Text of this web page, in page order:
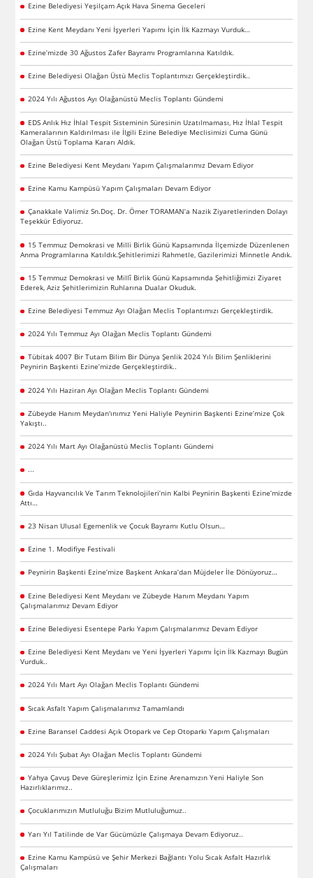
Ezine Belediyesi Yeşilçam Açık Hava Sinema Geceleri
Ezine Kent Meydanı Yeni İşyerleri Yapımı İçin İlk Kazmayı Vurduk…
Ezine’mizde 30 Ağustos Zafer Bayramı Programlarına Katıldık.
Ezine Belediyesi Olağan Üstü Meclis Toplantımızı Gerçekleştirdik..
2024 Yılı Ağustos Ayı Olağanüstü Meclis Toplantı Gündemi
EDS Anlık Hız İhlal Tespit Sisteminin Süresinin Uzatılmaması, Hız İhlal Tespit
Kameralarının Kaldırılması ile İlgili Ezine Belediye Meclisimizi Cuma Günü
Olağan Üstü Toplama Kararı Aldık.
Ezine Belediyesi Kent Meydanı Yapım Çalışmalarımız Devam Ediyor
Ezine Kamu Kampüsü Yapım Çalışmaları Devam Ediyor
Çanakkale Valimiz Sn.Doç. Dr. Ömer TORAMAN’a Nazik Ziyaretlerinden Dolayı
Teşekkür Ediyoruz.
15 Temmuz Demokrasi ve Milli Birlik Günü Kapsamında İlçemizde Düzenlenen
Anma Programlarına Katıldık.Şehitlerimizi Rahmetle, Gazilerimizi Minnetle Andık.
15 Temmuz Demokrasi ve Millî Birlik Günü Kapsamında Şehitliğimizi Ziyaret
Ederek, Aziz Şehitlerimizin Ruhlarına Dualar Okuduk.
Ezine Belediyesi Temmuz Ayı Olağan Meclis Toplantımızı Gerçekleştirdik.
2024 Yılı Temmuz Ayı Olağan Meclis Toplantı Gündemi
Tübitak 4007 Bir Tutam Bilim Bir Dünya Şenlik 2024 Yılı Bilim Şenliklerini
Peynirin Başkenti Ezine’mizde Gerçekleştirdik..
2024 Yılı Haziran Ayı Olağan Meclis Toplantı Gündemi
Zübeyde Hanım Meydan'ınımız Yeni Haliyle Peynirin Başkenti Ezine’mize Çok
Yakıştı..
2024 Yılı Mart Ayı Olağanüstü Meclis Toplantı Gündemi
...
Gıda Hayvancılık Ve Tarım Teknolojileri’nin Kalbi Peynirin Başkenti Ezine’mizde
Attı…
23 Nisan Ulusal Egemenlik ve Çocuk Bayramı Kutlu Olsun…
Ezine 1. Modifiye Festivali
Peynirin Başkenti Ezine’mize Başkent Ankara’dan Müjdeler İle Dönüyoruz…
Ezine Belediyesi Kent Meydanı ve Zübeyde Hanım Meydanı Yapım
Çalışmalarımız Devam Ediyor
Ezine Belediyesi Esentepe Parkı Yapım Çalışmalarımız Devam Ediyor
Ezine Belediyesi Kent Meydanı ve Yeni İşyerleri Yapımı İçin İlk Kazmayı Bugün
Vurduk..
2024 Yılı Mart Ayı Olağan Meclis Toplantı Gündemi
Sıcak Asfalt Yapım Çalışmalarımız Tamamlandı
Ezine Baransel Caddesi Açık Otopark ve Cep Otoparkı Yapım Çalışmaları
2024 Yılı Şubat Ayı Olağan Meclis Toplantı Gündemi
Yahya Çavuş Deve Güreşlerimiz İçin Ezine Arenamızın Yeni Haliyle Son
Hazırlıklarımız..
Çocuklarımızın Mutluluğu Bizim Mutluluğumuz..
Yarı Yıl Tatilinde de Var Gücümüzle Çalışmaya Devam Ediyoruz..
Ezine Kamu Kampüsü ve Şehir Merkezi Bağlantı Yolu Sıcak Asfalt Hazırlık
Çalışmaları